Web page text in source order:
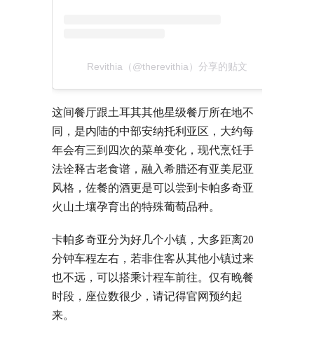
Revithia（@therevithia）分享的贴文
这间餐厅跟土耳其其他星级餐厅所在地不
同，是内陆的中部安纳托利亚区，大约每
年会有三到四次的菜单变化，现代烹饪手
法诠释古老食谱，融入希腊还有亚美尼亚
风格，佐餐的酒更是可以尝到卡帕多奇亚
火山土壤孕育出的特殊葡萄品种。
卡帕多奇亚分为好几个小镇，大多距离20
分钟车程左右，若非住客从其他小镇过来
也不远，可以搭乘计程车前往。仅有晚餐
时段，座位数很少，请记得官网预约起
来。